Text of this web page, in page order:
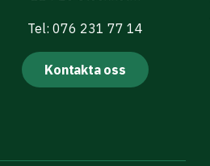
Tel: 076 231 77 14
Kontakta oss